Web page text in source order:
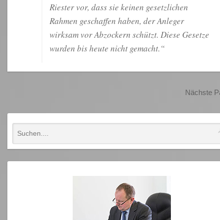
Riester vor, dass sie keinen gesetzlichen
Rahmen geschaffen haben, der Anleger
wirksam vor Abzockern schützt. Diese Gesetze
wurden bis heute nicht gemacht.“
Nächste